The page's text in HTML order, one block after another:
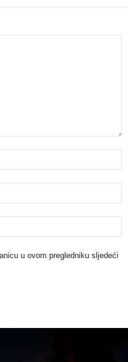
u ovom pregledniku sljedeći